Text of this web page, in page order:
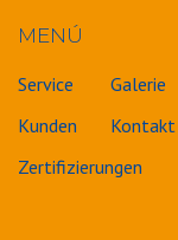
MENÚ
Service
Galerie
Kunden
Kontakt
Zertifizierungen